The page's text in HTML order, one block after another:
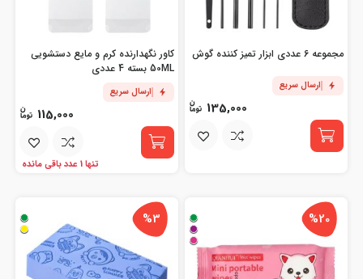
مجموعه 6 عددی ابزار تمیز کننده گوش
ارسال سریع
135,000
کاور نگهدارنده کرم و مایع دستشویی
50ML بسته 4 عددی
ارسال سریع
115,000
تنها 1 عدد باقی مانده
%20
%3